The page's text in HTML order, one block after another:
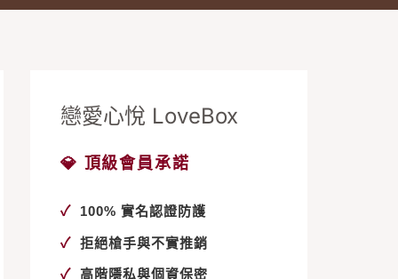
戀愛心悅 LoveBox
💎 頂級會員承諾
✓ 100% 實名認證防護
✓ 拒絕槍手與不實推銷
✓ 高階隱私與個資保密